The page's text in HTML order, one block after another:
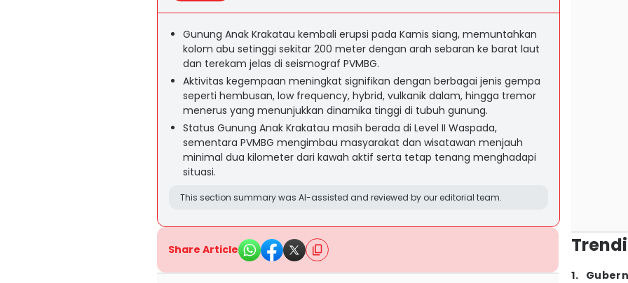
Gunung Anak Krakatau kembali erupsi pada Kamis siang, memuntahkan
kolom abu setinggi sekitar 200 meter dengan arah sebaran ke barat laut
dan terekam jelas di seismograf PVMBG.
Aktivitas kegempaan meningkat signifikan dengan berbagai jenis gempa
seperti hembusan, low frequency, hybrid, vulkanik dalam, hingga tremor
menerus yang menunjukkan dinamika tinggi di tubuh gunung.
Status Gunung Anak Krakatau masih berada di Level II Waspada,
sementara PVMBG mengimbau masyarakat dan wisatawan menjauh
minimal dua kilometer dari kawah aktif serta tetap tenang menghadapi
situasi.
This section summary was AI-assisted and reviewed by our editorial team.
Share Article
1.